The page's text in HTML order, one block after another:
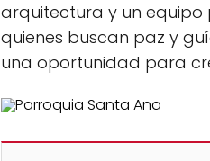
arquitectura y un
quienes buscan paz y
una oportunidad para